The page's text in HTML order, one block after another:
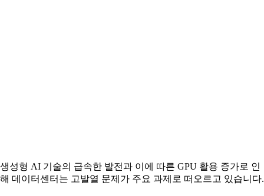
생성형 AI 기술의 급속한 발전과 이에 따른 GPU 활용 증가로 인
해 데이터센터는 고발열 문제가 주요 과제로 떠오르고 있습니다.